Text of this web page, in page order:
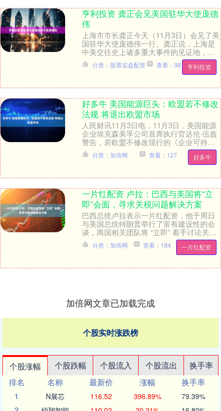
亨利投资 龚正会见美国驻华大使庞德
伟
上海市市长龚正今天（11月3日）会见了美
国驻华大使庞德伟一行。龚正说，上海是
中美交往史上诸多重大事件的见证地，也
是中美友好往来的重要纽带。自20世纪80
年代起，....
亨利投资
分类：股票实盘配资 查看：98
好多牛 美国能源巨头：欧盟若不修改
法规 将退出欧盟市场
人民财讯11月3日电，11月3日，美国能源
企业埃克森美孚公司首席执行官达伦·伍兹
警告，若欧盟不修改现行的《企业可持续
性尽职调查指令》，该公司将被迫退出欧
盟市场。....
好多牛
分类：加倍网 查看：127
一片红配资 卢拉：巴西与美国将“立
即”会面，寻求关税问题解决方案
巴西总统卢拉表示一片红配资，他于周日
与美国总统特朗普举行了富有建设性的会
谈，两国相关团队将 “立即” 着手讨论关税
及其他议题。 此次会面在马来西亚吉隆坡
东盟峰会....
一片红配资
分类：加倍网 查看：184
加倍网文章已加载完成
个股实时涨跌榜
个股涨幅 个股跌幅 个股流入 个股流出
换手率
排名
名称 最新价 涨幅
换手率
1
N展芯 116.52 396.89% 79.39%